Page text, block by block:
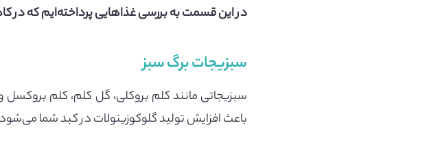
در این قسمت به بررسی غذاهایی پرداخته‌ایم که در
سبزیجات برگ سبز
سبزیجاتی مانند کلم بروکلی، گل کلم، کلم
باعث افزایش تولید گلوکوزینولات در کبد شما